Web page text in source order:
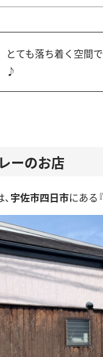
とても落ち着く空間
♪
ーのお店
宇佐市四日市にある『